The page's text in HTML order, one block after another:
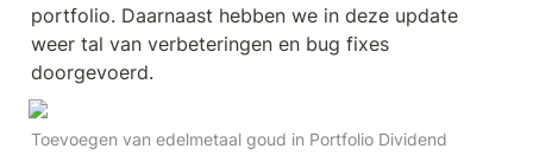
portfolio. Daarnaast hebben we in deze update
weer tal van verbeteringen en bug fixes
doorgevoerd.
Toevoegen van edelmetaal goud in Portfolio Dividend